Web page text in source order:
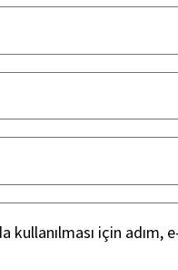
kullanılması için